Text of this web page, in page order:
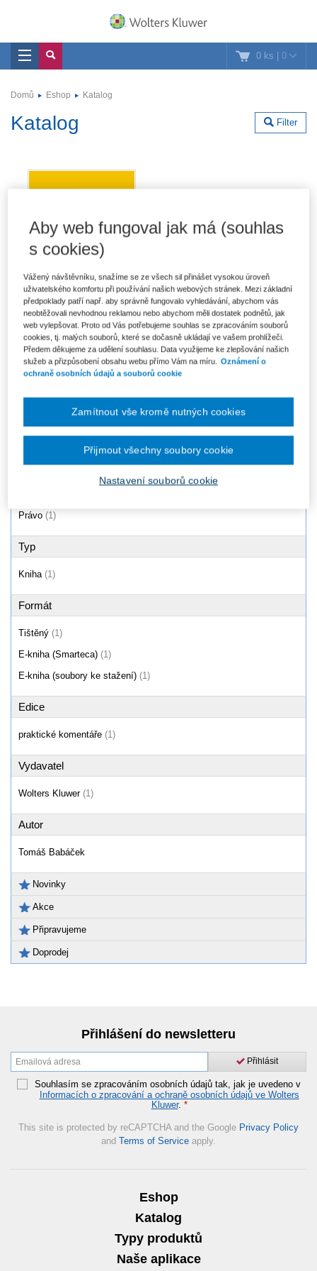
0 ks | 0
Domů Eshop Katalog
Filter
Katalog
Zákon o výrobcích s ukončenou
životností (zákon č. 542/2020
Sb.)...
Od 1 272 Kč
Právo (1)
Typ
Kniha (1)
Formát
Tištěný (1)
E-kniha (Smarteca) (1)
E-kniha (soubory ke stažení) (1)
Edice
praktické komentáře (1)
Vydavatel
Wolters Kluwer (1)
Autor
Tomáš Babáček
Novinky
Akce
Připravujeme
Doprodej
Přihlášení do newsletteru
Přihlásit
Souhlasím se zpracováním osobních údajů tak, jak je uvedeno v
Informacích o zpracování a ochraně osobních údajů ve Wolters
Kluwer. *
This site is protected by reCAPTCHA and the Google Privacy Policy
and Terms of Service apply.
Eshop
Katalog
Typy produktů
Naše aplikace
Aby web fungoval jak má (souhlas
s cookies)
Vážený návštěvníku, snažíme se ze všech sil přinášet vysokou úroveň
uživatelského komfortu při používání našich webových stránek. Mezi základní
předpoklady patří např. aby správně fungovalo vyhledávání, abychom vás
neobtěžovali nevhodnou reklamou nebo abychom měli dostatek podnětů, jak
web vylepšovat. Proto od Vás potřebujeme souhlas se zpracováním souborů
cookies, tj. malých souborů, které se dočasně ukládají ve vašem prohlížeči.
Předem děkujeme za udělení souhlasu. Data využijeme ke zlepšování našich
služeb a přizpůsobení obsahu webu přímo Vám na míru. Oznámení o
ochraně osobních údajů a souborů cookie
Nastavení souborů cookie
Zamítnout vše kromě nutných cookies
Přijmout všechny soubory cookie